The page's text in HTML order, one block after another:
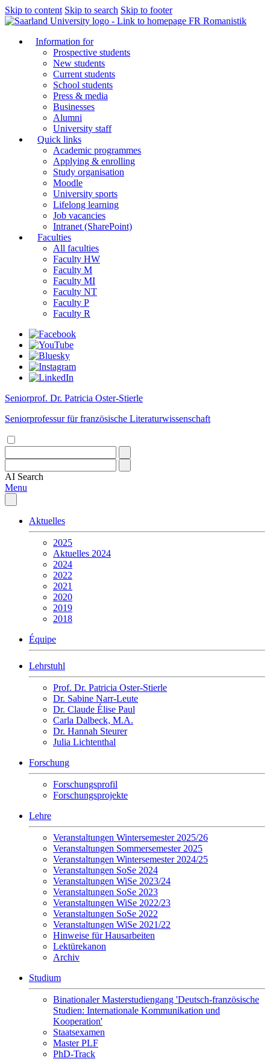
Skip to content Skip to search Skip to footer
FR Romanistik
Information for
Prospective students
New students
Current students
School students
Press & media
Businesses
Alumni
University staff
Quick links
Academic programmes
Applying & enrolling
Study organisation
Moodle
University sports
Lifelong learning
Job vacancies
Intranet (SharePoint)
Faculties
All faculties
Faculty HW
Faculty M
Faculty MI
Faculty NT
Faculty P
Faculty R
Seniorprof. Dr. Patricia Oster-Stierle
Seniorprofessur für französische Literaturwissenschaft
AI Search
Menu
Aktuelles
2025
Aktuelles 2024
2024
2022
2021
2020
2019
2018
Équipe
Lehrstuhl
Prof. Dr. Patricia Oster-Stierle
Dr. Sabine Narr-Leute
Dr. Claude Élise Paul
Carla Dalbeck, M.A.
Dr. Hannah Steurer
Julia Lichtenthal
Forschung
Forschungsprofil
Forschungsprojekte
Lehre
Veranstaltungen Wintersemester 2025/26
Veranstaltungen Sommersemester 2025
Veranstaltungen Wintersemester 2024/25
Veranstaltungen SoSe 2024
Veranstaltungen WiSe 2023/24
Veranstaltungen SoSe 2023
Veranstaltungen WiSe 2022/23
Veranstaltungen SoSe 2022
Veranstaltungen WiSe 2021/22
Hinweise für Hausarbeiten
Lektürekanon
Archiv
Studium
Binationaler Masterstudiengang 'Deutsch-französische
Studien: Internationale Kommunikation und
Kooperation'
Staatsexamen
Master PLF
PhD-Track